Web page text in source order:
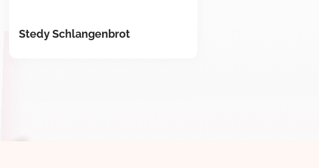
Stedy Schlangenbrot